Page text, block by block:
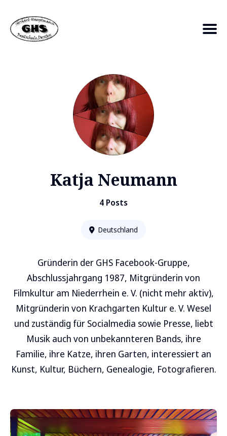
Katja Neumann
4 Posts
Deutschland
Gründerin der GHS Facebook-Gruppe,
Abschlussjahrgang 1987, Mitgründerin von
Filmkultur am Niederrhein e. V. (nicht mehr aktiv),
Mitgründerin von Krachgarten Kultur e. V. Wesel
und zuständig für Socialmedia sowie Presse, liebt
Musik auch von unbekannteren Bands, ihre
Familie, ihre Katze, ihren Garten, interessiert an
Kunst, Kultur, Büchern, Genealogie, Fotografieren.